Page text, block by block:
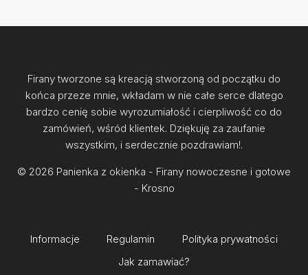
Firany tworzone są kreacją stworzoną od początku do
końca przeze mnie, wkładam w nie całe serce dlatego
bardzo cenię sobie wyrozumiałość i cierpliwość co do
zamówień, wśród klientek. Dziękuję za zaufanie
wszystkim, i serdecznie pozdrawiam!.
© 2026 Panienka z okienka - Firany nowoczesne i gotowe
- Krosno
Informacje Regulamin
Polityka prywatności
Jak zamawiać?